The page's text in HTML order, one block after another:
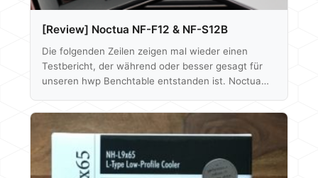
[Review] Noctua NF-F12 & NF-S12B
Die folgenden Zeilen zeigen mal wieder einen
Testbericht, der während oder besser gesagt für
unseren hwp Benchtable entstanden ist. Noctua
unterstützen und hat uns ein sehr umfangreiches
Päckchen zugesandt. Vielen Dank hierfür! Der
Inhalt? Klar... feinste Ware, diesmal keine CPU
Kühler, sondern Lüfter. 6 mal den NF-F12
industrialPPC-2000 für die Radiatoren im